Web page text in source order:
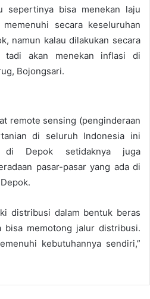
sepertinya bisa menekan laju
secara keseluruhan
namun kalau dilakukan secara
tadi akan menekan inflasi di
Bojongsari.
remote sensing (penginderaan
di seluruh Indonesia ini
di Depok setidaknya juga
pasar-pasar yang ada di
distribusi dalam bentuk beras
bisa memotong jalur distribusi.
kebutuhannya sendiri,”